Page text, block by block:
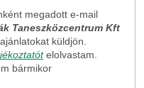
megadott e-mail
Taneszközcentrum Kft
küldjön.
elolvastam.
bármikor